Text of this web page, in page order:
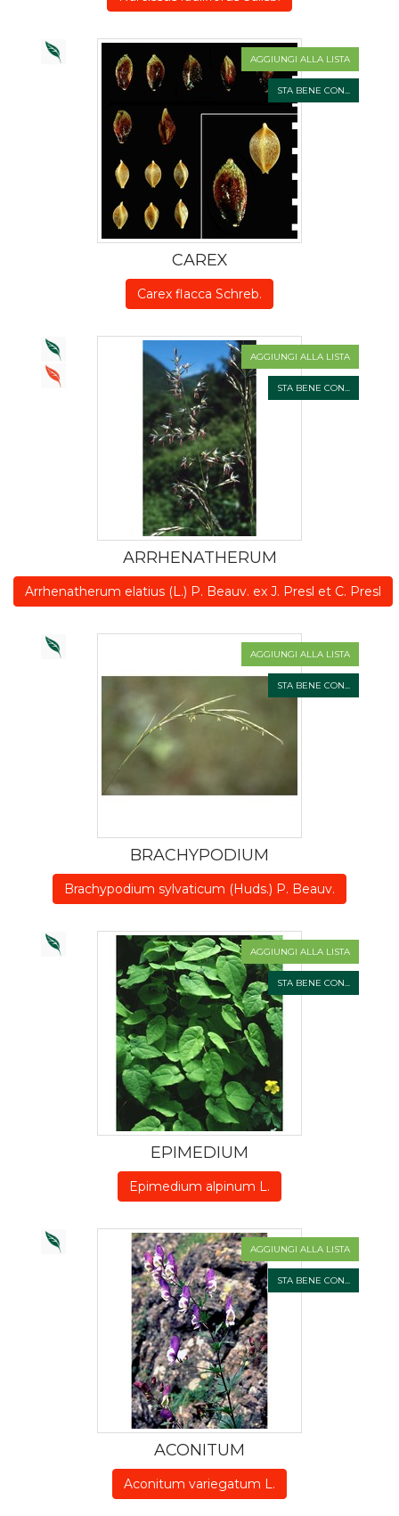
AGGIUNGI ALLA LISTA
STA BENE CON...
CAREX
Carex flacca Schreb.
AGGIUNGI ALLA LISTA
STA BENE CON...
ARRHENATHERUM
Arrhenatherum elatius (L.) P. Beauv. ex J. Presl et C. Presl
AGGIUNGI ALLA LISTA
STA BENE CON...
BRACHYPODIUM
Brachypodium sylvaticum (Huds.) P. Beauv.
AGGIUNGI ALLA LISTA
STA BENE CON...
EPIMEDIUM
Epimedium alpinum L.
AGGIUNGI ALLA LISTA
STA BENE CON...
ACONITUM
Aconitum variegatum L.